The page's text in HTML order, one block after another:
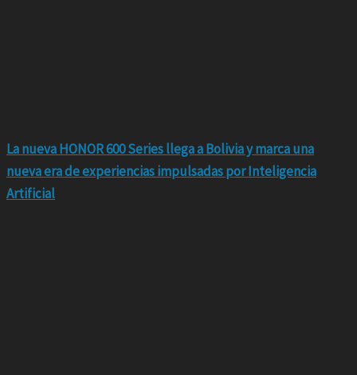
La nueva HONOR 600 Series llega a Bolivia y marca una
nueva era de experiencias impulsadas por Inteligencia
Artificial